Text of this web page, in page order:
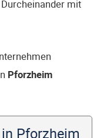
mit
Pforzheim
Pforzheim